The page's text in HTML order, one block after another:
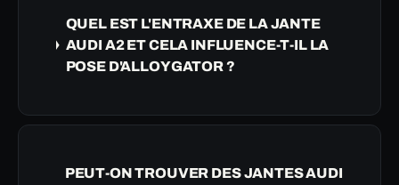
QUEL EST L'ENTRAXE DE LA JANTE
AUDI A2 ET CELA INFLUENCE-T-IL LA
POSE D'ALLOYGATOR ?
PEUT-ON TROUVER DES JANTES AUDI